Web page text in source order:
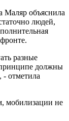
Маляр объяснила
людей,
разные
должны
- отметила
мобилизации не